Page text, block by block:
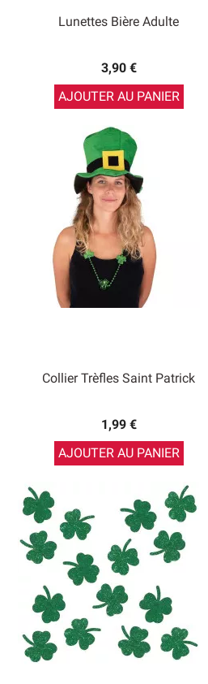
Lunettes Bière Adulte
3,90 €
AJOUTER AU PANIER
Collier Trèfles Saint Patrick
1,99 €
AJOUTER AU PANIER